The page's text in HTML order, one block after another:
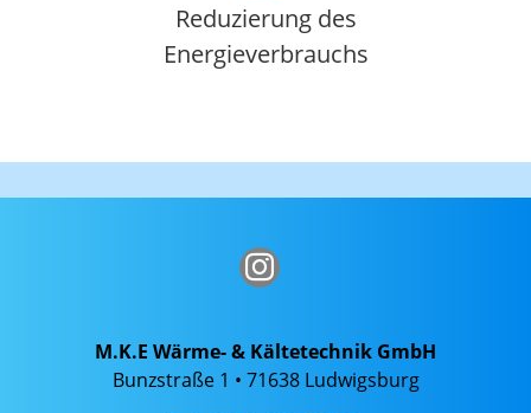
Reduzierung des
Energieverbrauchs
M.K.E Wärme- & Kältetechnik GmbH
Bunzstraße 1 • 71638 Ludwigsburg